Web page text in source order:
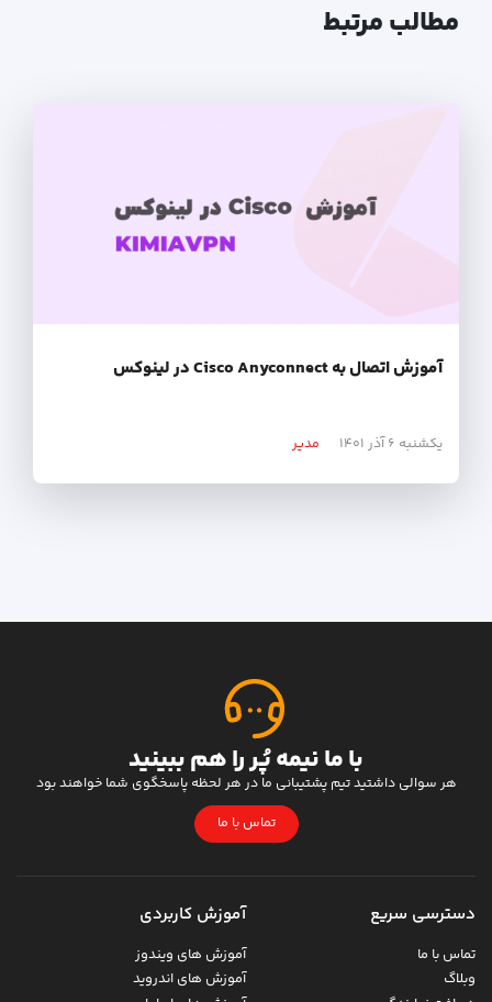
مطالب مرتبط
آموزش اتصال به Cisco Anyconnect در لینوکس
یکشنبه ۶ آذر ۱۴۰۱ مدیر
با ما نیمه پُر را هم ببینید
هر سوالی داشتید تیم پشتیبانی ما در هر لحظه پاسخگوی شما خواهند بود
تماس با ما
دسترسی سریع
تماس با ما
وبلاگ
آموزش کاربردی
آموزش های ویندوز
آموزش های اندروید